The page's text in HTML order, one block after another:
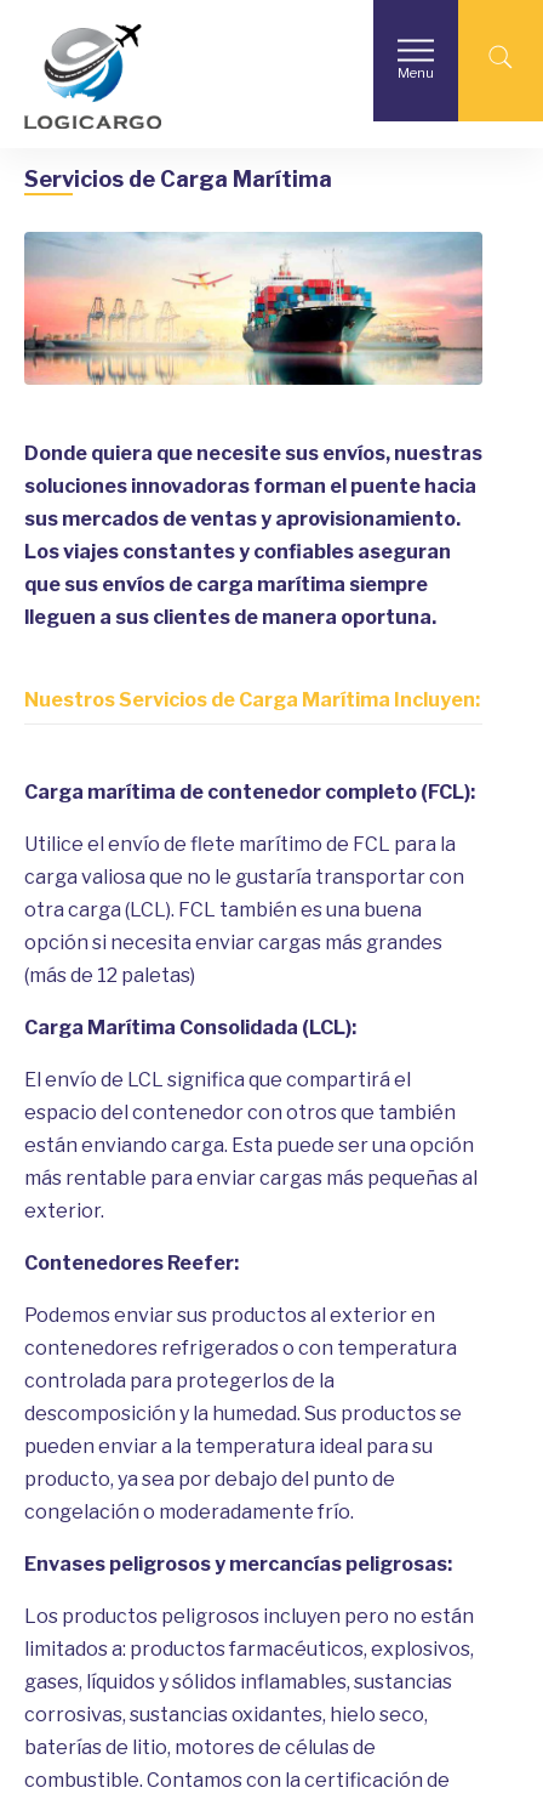
Menu
Servicios de Carga Marítima
Donde quiera que necesite sus envíos, nuestras
soluciones innovadoras forman el puente hacia
sus mercados de ventas y aprovisionamiento.
Los viajes constantes y confiables aseguran
que sus envíos de carga marítima siempre
lleguen a sus clientes de manera oportuna.
Nuestros Servicios de Carga Marítima Incluyen:
Carga marítima de contenedor completo (FCL):
Utilice el envío de flete marítimo de FCL para la
carga valiosa que no le gustaría transportar con
otra carga (LCL). FCL también es una buena
opción si necesita enviar cargas más grandes
(más de 12 paletas)
Carga Marítima Consolidada (LCL):
El envío de LCL significa que compartirá el
espacio del contenedor con otros que también
están enviando carga. Esta puede ser una opción
más rentable para enviar cargas más pequeñas al
exterior.
Contenedores Reefer:
Podemos enviar sus productos al exterior en
contenedores refrigerados o con temperatura
controlada para protegerlos de la
descomposición y la humedad. Sus productos se
pueden enviar a la temperatura ideal para su
producto, ya sea por debajo del punto de
congelación o moderadamente frío.
Envases peligrosos y mercancías peligrosas:
Los productos peligrosos incluyen pero no están
limitados a: productos farmacéuticos, explosivos,
gases, líquidos y sólidos inflamables, sustancias
corrosivas, sustancias oxidantes, hielo seco,
baterías de litio, motores de células de
combustible. Contamos con la certificación de